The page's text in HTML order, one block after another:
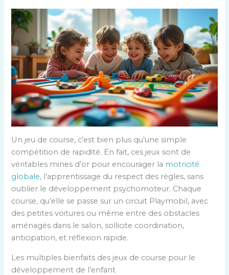
Un jeu de course, c’est bien plus qu’une simple
compétition de rapidité. En fait, ces jeux sont de
véritables mines d’or pour encourager la motricité
globale, l’apprentissage du respect des règles, sans
oublier le développement psychomoteur. Chaque
course, qu’elle se passe sur un circuit Playmobil, avec
des petites voitures ou même entre des obstacles
aménagés dans le salon, sollicite coordination,
anticipation, et réflexion rapide.
Les multiples bienfaits des jeux de course pour le
développement de l’enfant